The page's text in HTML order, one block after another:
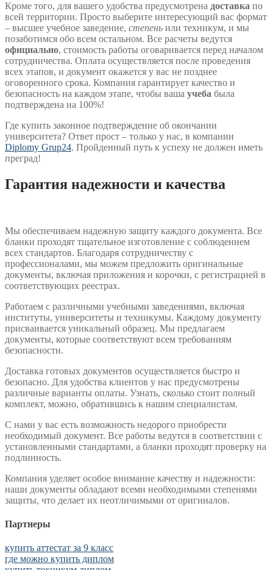
Кроме того, для вашего удобства предусмотрена доставка по
всей территории. Просто выберите интересующий вас формат
– высшее учебное заведение, степень или техникум, и мы
позаботимся обо всем остальном. Все расчеты ведутся
официально, стоимость работы оговаривается перед началом
сотрудничества. Оплата осуществляется после проведения
всех этапов, и документ окажется у вас не позднее
оговоренного срока. Компания гарантирует качество и
безопасность на каждом этапе, чтобы ваша учеба была
подтверждена на 100%!
Где купить законное подтверждение об окончании
университета? Ответ прост – только у нас, в компании
Diplomy Grup24. Пройденный путь к успеху не должен иметь
преград!
Гарантия надежности и качества
Мы обеспечиваем надежную защиту каждого документа. Все
бланки проходят тщательное изготовление с соблюдением
всех стандартов. Благодаря сотрудничеству с
профессионалами, мы можем предложить оригинальные
документы, включая приложения и корочки, с регистрацией в
соответствующих реестрах.
Работаем с различными учебными заведениями, включая
институты, университеты и техникумы. Каждому документу
присваивается уникальный образец. Мы предлагаем
документы, которые соответствуют всем требованиям
безопасности.
Доставка готовых документов осуществляется быстро и
безопасно. Для удобства клиентов у нас предусмотрены
различные варианты оплаты. Узнать, сколько стоит полный
комплект, можно, обратившись к нашим специалистам.
С нами у вас есть возможность недорого приобрести
необходимый документ. Все работы ведутся в соответствии с
установленными стандартами, а бланки проходят проверку на
подлинность.
Компания уделяет особое внимание качеству и надежности:
наши документы обладают всеми необходимыми степенями
защиты, что делает их неотличимыми от оригиналов.
Партнеры
купить аттестат за 9 класс
где можно купить диплом